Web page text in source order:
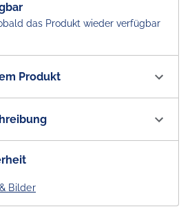
das Produkt wieder verfügbar
Produkt
AU200266
Tonic Can 5.0 % vol. Fourpack
und funkelnd, ein Tonic für den
Bilder